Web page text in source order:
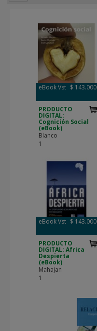
eBook Vst $ 143.000
PRODUCTO
DIGITAL:
Cognición Social
(eBook)
Blanco
1
eBook Vst $ 143.000
PRODUCTO
DIGITAL: Africa
Despierta
(eBook)
Mahajan
1